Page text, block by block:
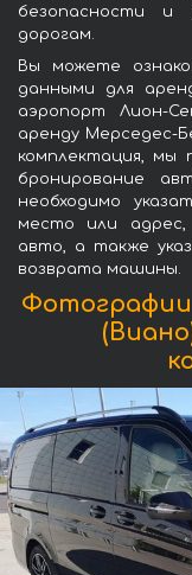
безопасности и
дорогам.
Вы можете
данными для
аэропорт Лион-
аренду Мерседес-
комплектация, мы
бронирование
необходимо
место или
авто, а также
возврата машины.
Фотографии